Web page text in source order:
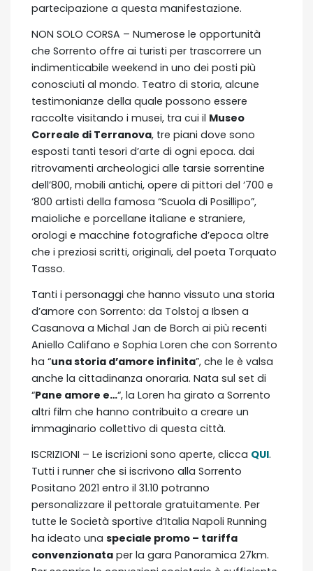
partecipazione a questa manifestazione.
NON SOLO CORSA – Numerose le opportunità
che Sorrento offre ai turisti per trascorrere un
indimenticabile weekend in uno dei posti più
conosciuti al mondo. Teatro di storia, alcune
testimonianze della quale possono essere
raccolte visitando i musei, tra cui il Museo
Correale di Terranova, tre piani dove sono
esposti tanti tesori d’arte di ogni epoca. dai
ritrovamenti archeologici alle tarsie sorrentine
dell’800, mobili antichi, opere di pittori del ‘700 e
‘800 artisti della famosa “Scuola di Posillipo”,
maioliche e porcellane italiane e straniere,
orologi e macchine fotografiche d’epoca oltre
che i preziosi scritti, originali, del poeta Torquato
Tasso.
Tanti i personaggi che hanno vissuto una storia
d’amore con Sorrento: da Tolstoj a Ibsen a
Casanova a Michal Jan de Borch ai più recenti
Aniello Califano e Sophia Loren che con Sorrento
ha “una storia d’amore infinita”, che le è valsa
anche la cittadinanza onoraria. Nata sul set di
“Pane amore e…“, la Loren ha girato a Sorrento
altri film che hanno contribuito a creare un
immaginario collettivo di questa città.
ISCRIZIONI – Le iscrizioni sono aperte, clicca QUI.
Tutti i runner che si iscrivono alla Sorrento
Positano 2021 entro il 31.10 potranno
personalizzare il pettorale gratuitamente. Per
tutte le Società sportive d’Italia Napoli Running
ha ideato una speciale promo – tariffa
convenzionata per la gara Panoramica 27km.